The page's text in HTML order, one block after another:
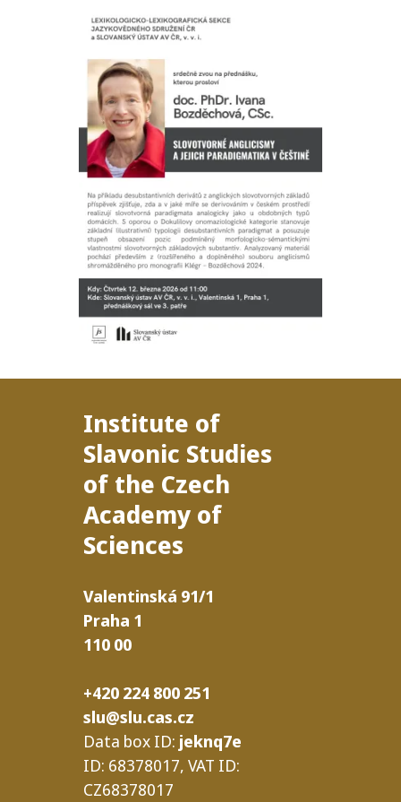
Institute of
Slavonic Studies
of the Czech
Academy of
Sciences
Valentinská 91/​1
Praha 1
110 00
+420 224 800 251
slu@slu.cas.cz
Data box ID: jeknq7e
ID: 68378017,VAT ID:
CZ68378017